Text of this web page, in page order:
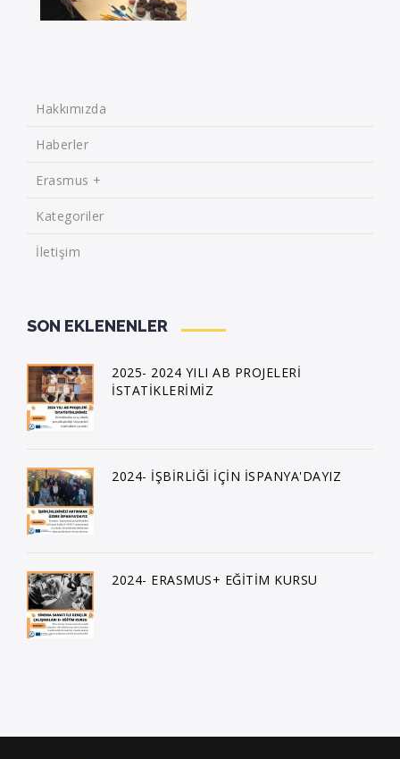
Hakkımızda
Haberler
Erasmus +
Kategoriler
İletişim
SON EKLENENLER
2025- 2024 YILI AB PROJELERİ
İSTATİKLERİMİZ
2024- İŞBİRLİĞİ İÇİN İSPANYA'DAYIZ
2024- ERASMUS+ EĞİTİM KURSU